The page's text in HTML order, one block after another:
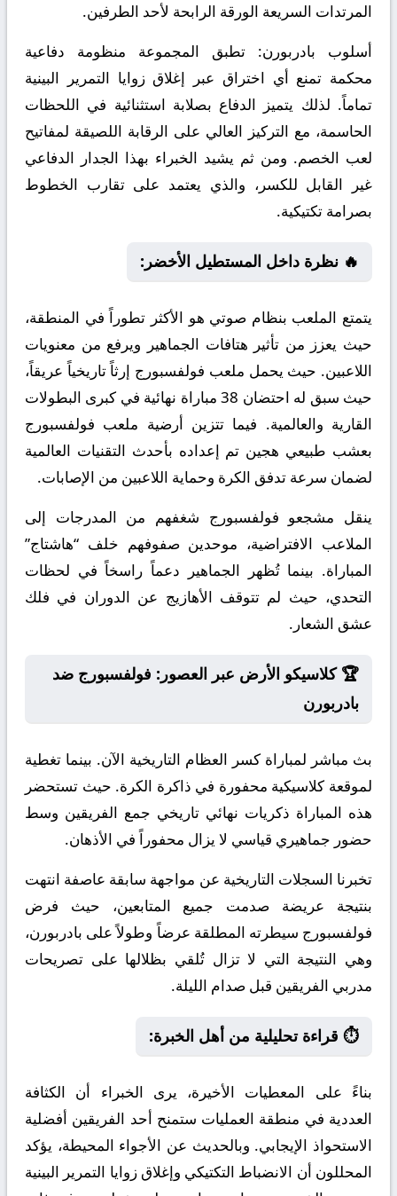
المرتدات السريعة الورقة الرابحة لأحد الطرفين.
أسلوب بادربورن: تطبق المجموعة منظومة دفاعية
محكمة تمنع أي اختراق عبر إغلاق زوايا التمرير البينية
تماماً. لذلك يتميز الدفاع بصلابة استثنائية في اللحظات
الحاسمة، مع التركيز العالي على الرقابة اللصيقة لمفاتيح
لعب الخصم. ومن ثم يشيد الخبراء بهذا الجدار الدفاعي
غير القابل للكسر، والذي يعتمد على تقارب الخطوط
بصرامة تكتيكية.
🔥 نظرة داخل المستطيل الأخضر:
يتمتع الملعب بنظام صوتي هو الأكثر تطوراً في المنطقة،
حيث يعزز من تأثير هتافات الجماهير ويرفع من معنويات
اللاعبين. حيث يحمل ملعب فولفسبورج إرثاً تاريخياً عريقاً،
حيث سبق له احتضان 38 مباراة نهائية في كبرى البطولات
القارية والعالمية. فيما تتزين أرضية ملعب فولفسبورج
بعشب طبيعي هجين تم إعداده بأحدث التقنيات العالمية
لضمان سرعة تدفق الكرة وحماية اللاعبين من الإصابات.
ينقل مشجعو فولفسبورج شغفهم من المدرجات إلى
الملاعب الافتراضية، موحدين صفوفهم خلف “هاشتاج”
المباراة. بينما تُظهر الجماهير دعماً راسخاً في لحظات
التحدي، حيث لم تتوقف الأهازيج عن الدوران في فلك
عشق الشعار.
🏆 كلاسيكو الأرض عبر العصور: فولفسبورج ضد
بادربورن
بث مباشر لمباراة كسر العظام التاريخية الآن. بينما تغطية
لموقعة كلاسيكية محفورة في ذاكرة الكرة. حيث تستحضر
هذه المباراة ذكريات نهائي تاريخي جمع الفريقين وسط
حضور جماهيري قياسي لا يزال محفوراً في الأذهان.
تخبرنا السجلات التاريخية عن مواجهة سابقة عاصفة انتهت
بنتيجة عريضة صدمت جميع المتابعين، حيث فرض
فولفسبورج سيطرته المطلقة عرضاً وطولاً على بادربورن،
وهي النتيجة التي لا تزال تُلقي بظلالها على تصريحات
مدربي الفريقين قبل صدام الليلة.
⏱️ قراءة تحليلية من أهل الخبرة:
بناءً على المعطيات الأخيرة، يرى الخبراء أن الكثافة
العددية في منطقة العمليات ستمنح أحد الفريقين أفضلية
الاستحواذ الإيجابي. وبالحديث عن الأجواء المحيطة، يؤكد
المحللون أن الانضباط التكتيكي وإغلاق زوايا التمرير البينية